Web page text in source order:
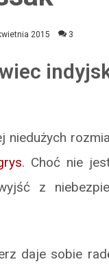
2015 3
. Choć nie
z
daje sobie